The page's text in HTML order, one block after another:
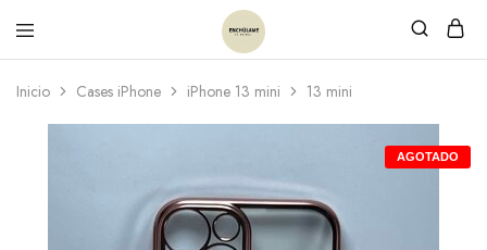
Inicio Cases iPhone iPhone 13 mini 13 mini
AGOTADO